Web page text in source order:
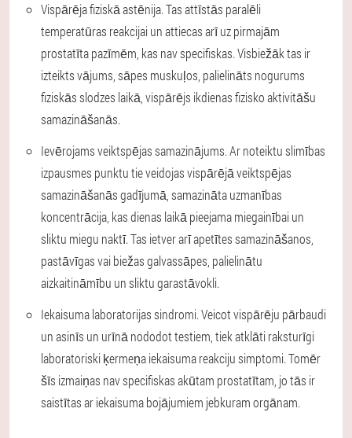
Vispārēja fiziskā astēnija.Tas attīstās paralēli
temperatūras reakcijai un attiecas arī uz pirmajām
prostatīta pazīmēm, kas nav specifiskas. Visbiežāk tas ir
izteikts vājums, sāpes muskuļos, palielināts nogurums
fiziskās slodzes laikā, vispārējs ikdienas fizisko aktivitāšu
samazināšanās.
Ievērojams veiktspējas samazinājums.Ar noteiktu slimības
izpausmes punktu tie veidojas vispārējā veiktspējas
samazināšanās gadījumā, samazināta uzmanības
koncentrācija, kas dienas laikā pieejama miegainībai un
sliktu miegu naktī. Tas ietver arī apetītes samazināšanos,
pastāvīgas vai biežas galvassāpes, palielinātu
aizkaitināmību un sliktu garastāvokli.
Iekaisuma laboratorijas sindromi.Veicot vispārēju pārbaudi
un asinīs un urīnā nododot testiem, tiek atklāti raksturīgi
laboratoriski ķermeņa iekaisuma reakciju simptomi. Tomēr
šīs izmaiņas nav specifiskas akūtam prostatītam, jo tās ir
saistītas ar iekaisuma bojājumiem jebkuram orgānam.